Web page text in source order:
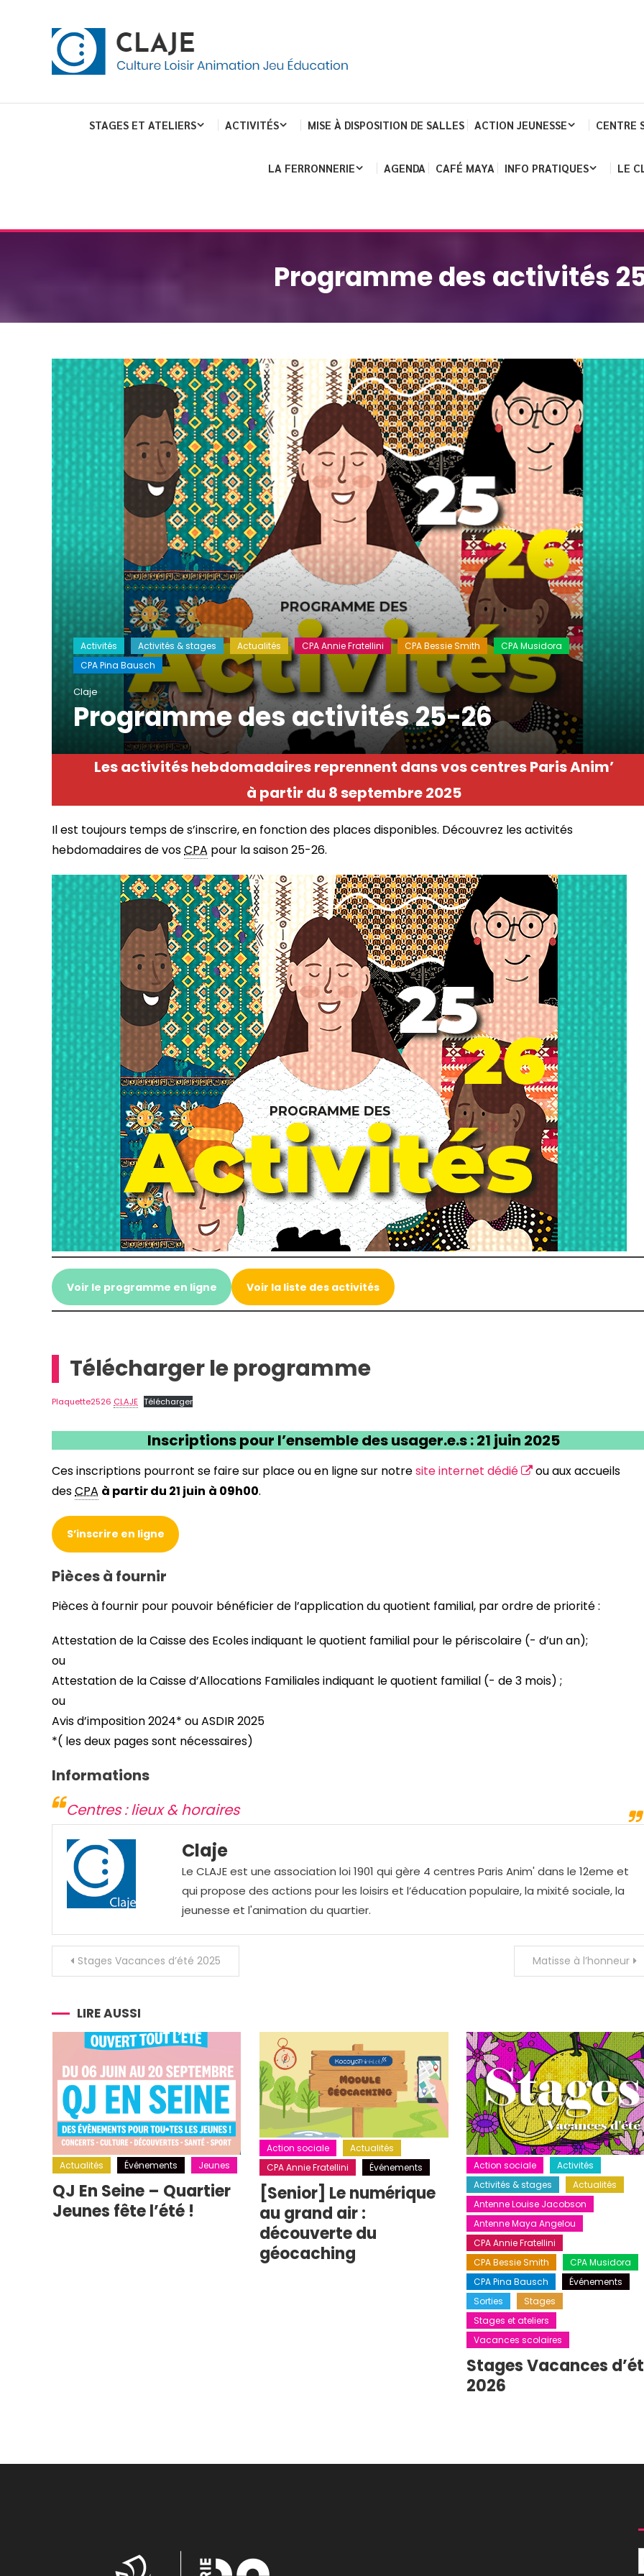
Claje
STAGES ET ATELIERS ACTIVITÉS MISE À DISPOSITION DE SALLES ACTION JEUNESSE CENTRE
LA FERRONNERIE AGENDA CAFÉ MAYA INFO PRATIQUES LE
Programme des activités
Activités Activités & stages Actualités CPA Annie Fratellini CPA Bessie Smith
CPA Musidora
CPA Pina Bausch
Claje
Programme des activités 25-26
Les activités hebdomadaires reprennent dans vos centres Paris Anim’
à partir du 8 septembre 2025
Il est toujours temps de s’inscrire, en fonction des places disponibles. Découvrez les activités
hebdomadaires de vosCPA pour la saison 25-26.
Voir le programme en ligne Voir la liste des activités
Télécharger le programme
Plaquette2526 CLAJE Télécharger
Inscriptions pour l’ensemble des usager.e.s : 21 juin 2025
Ces inscriptions pourront se faire sur place ou en ligne sur notresite internet dédié
ou aux accueils
desCPA à partir du 21 juin à 09h00.
S’inscrire en ligne
Pièces à fournir
Pièces à fournir pour pouvoir bénéficier de l’application du quotient familial, par ordre de priorité :
Attestation de la Caisse des Ecoles indiquant le quotient familial pour le périscolaire (- d’un an);
ou
Attestation de la Caisse d’Allocations Familiales indiquant le quotient familial (- de 3 mois) ;
ou
Avis d’imposition 2024* ou ASDIR 2025
*( les deux pages sont nécessaires)
Informations
Centres : lieux & horaires
Claje
Le CLAJE est une association loi 1901 qui gère 4 centres Paris Anim' dans le 12eme et
qui propose des actions pour les loisirs et l’éducation populaire, la mixité sociale, la
jeunesse et l'animation du quartier.
Navigation
de
l’article
Stages Vacances d’été 2025 Matisse à l’honneur
LIRE AUSSI
Actualités Événements Jeunes
QJ En Seine – Quartier
Jeunes fête l’été !
Action sociale
Actualités
CPA Annie Fratellini
Événements
[Senior] Le numérique
au grand air :
découverte du
géocaching
Action sociale
Activités
Activités & stages
Actualités
Antenne Louise Jacobson
Antenne Maya Angelou
CPA Annie Fratellini
CPA Bessie Smith
CPA Musidora
CPA Pina Bausch
Événements
Sorties
Stages
Stages et ateliers
Vacances scolaires
Stages Vacances
2026